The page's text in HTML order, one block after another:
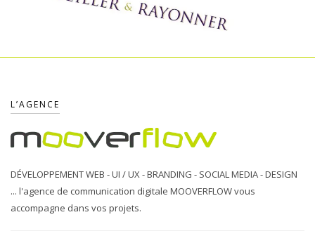
5 mars 2017
L’AGENCE
DÉVELOPPEMENT WEB - UI / UX - BRANDING - SOCIAL MEDIA - DESIGN
... l'agence de communication digitale MOOVERFLOW vous
accompagne dans vos projets.